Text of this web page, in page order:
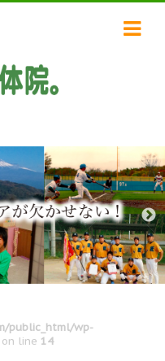
public_html/wp-
on line 14